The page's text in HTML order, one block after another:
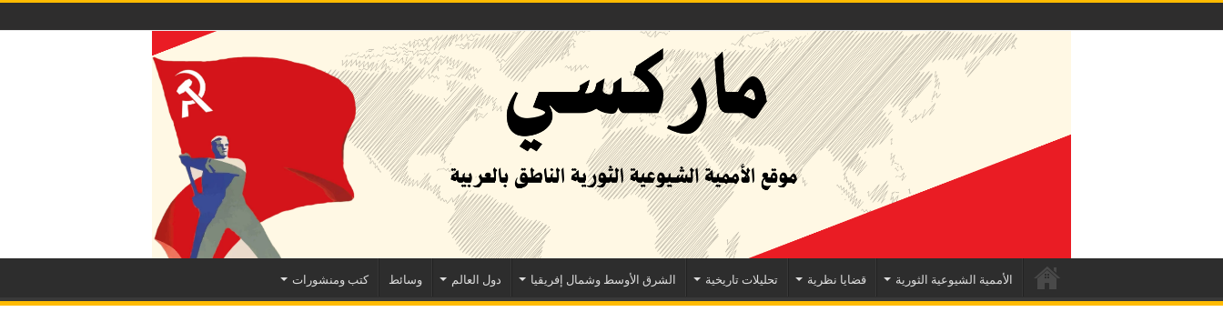
الأممية الشيوعية الثورية قضايا نظرية تحليلات تاريخية الشرق الأوسط وشمال إفريقيا دول العالم وسائط كتب ومنشورات